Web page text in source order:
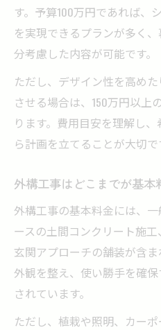
納得できる外構工事の
外構工事で押さえ
門まわりや駐車場
外構工事で予算超
追加工事も見据え
外構工事で後回し
奈良県で後悔しない外
納得できる外構工
外構工事は段階的
相見積もりで外構
希望に合う外構工
す。予算100万円であれば、
を実現できるプランが多く
分考慮した内容が可能です。
ただし、デザイン性を高め
させる場合は、150万円以上
ります。費用目安を理解し
ら計画を立てることが大切で
外構工事はどこまでが基本
外構工事の基本料金には、
ースの土間コンクリート施工
玄関アプローチの舗装が含
外観を整え、使い勝手を確
されています。
ただし、植栽や照明、カー